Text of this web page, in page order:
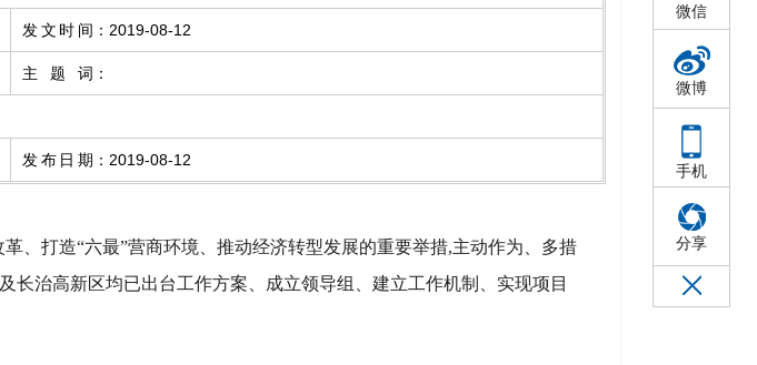
微信
微博
手机
分享
发文时间 ： 2019-08-12
主题词 ：
发布日期 ： 2019-08-12
、打造“六最”营商环境、推动经济转型发展的重要举措,主动作为、多措
治高新区均已出台工作方案、成立领导组、建立工作机制、实现项目